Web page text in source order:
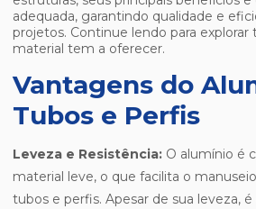
adequada, garantindo qualidade e
projetos. Continue lendo para explorar
material tem a oferecer.
Vantagens do
Tubos e Perfis
Leveza e Resistência: O alumínio é
material leve, o que facilita o
tubos e perfis. Apesar de sua leveza,